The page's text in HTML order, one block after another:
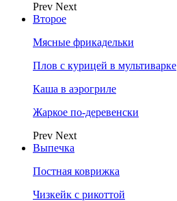
Prev Next
Второе
Мясные фрикадельки
Плов с курицей в мультиварке
Каша в аэрогриле
Жаркое по-деревенски
Prev Next
Выпечка
Постная коврижка
Чизкейк с рикоттой